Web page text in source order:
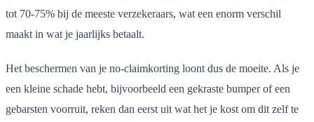
tot 70-75% bij de meeste verzekeraars, wat een enorm verschil
maakt in wat je jaarlijks betaalt.
Het beschermen van je no-claimkorting loont dus de moeite. Als je
een kleine schade hebt, bijvoorbeeld een gekraste bumper of een
gebarsten voorruit, reken dan eerst uit wat het je kost om dit zelf te